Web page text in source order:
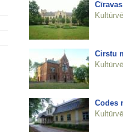
Cirstu
Codes